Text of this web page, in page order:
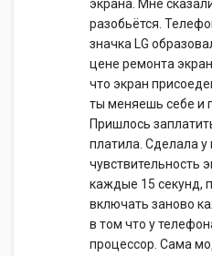
экрана. Мне
разобьётся.
значка LG
цене ремонта
что экран
ты меняешь себе и
Пришлось
платила. Сделала
чувствительность
каждые 15 секунд,
включать заново
в том что у
процессор. Сама